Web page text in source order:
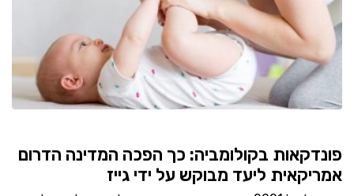
פונדקאות בקולומביה: כך הפכה המדינה הדרום
אמריקאית ליעד מבוקש על ידי גייז